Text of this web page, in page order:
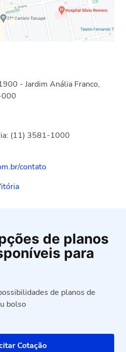
- Jardim Anália Franco,
000
(11) 3581-1000
contato
de planos
para
de planos de
bolso
Cotação